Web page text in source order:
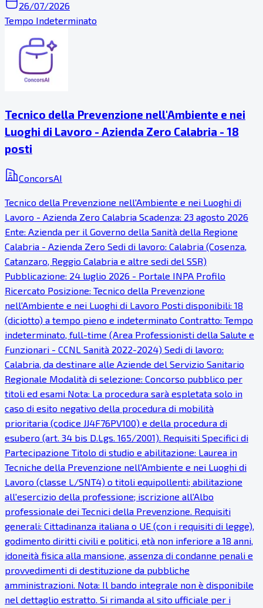
26/07/2026
Tempo Indeterminato
Tecnico della Prevenzione nell'Ambiente e nei
Luoghi di Lavoro - Azienda Zero Calabria - 18
posti
ConcorsAI
Tecnico della Prevenzione nell'Ambiente e nei Luoghi di
Lavoro - Azienda Zero Calabria Scadenza: 23 agosto 2026
Ente: Azienda per il Governo della Sanità della Regione
Calabria - Azienda Zero Sedi di lavoro: Calabria (Cosenza,
Catanzaro, Reggio Calabria e altre sedi del SSR)
Pubblicazione: 24 luglio 2026 - Portale INPA Profilo
Ricercato Posizione: Tecnico della Prevenzione
nell'Ambiente e nei Luoghi di Lavoro Posti disponibili: 18
(diciotto) a tempo pieno e indeterminato Contratto: Tempo
indeterminato, full-time (Area Professionisti della Salute e
Funzionari - CCNL Sanità 2022-2024) Sedi di lavoro:
Calabria, da destinare alle Aziende del Servizio Sanitario
Regionale Modalità di selezione: Concorso pubblico per
titoli ed esami Nota: La procedura sarà espletata solo in
caso di esito negativo della procedura di mobilità
prioritaria (codice JJ4F76PV100) e della procedura di
esubero (art. 34 bis D.Lgs. 165/2001). Requisiti Specifici di
Partecipazione Titolo di studio e abilitazione: Laurea in
Tecniche della Prevenzione nell'Ambiente e nei Luoghi di
Lavoro (classe L/SNT4) o titoli equipollenti; abilitazione
all'esercizio della professione; iscrizione all'Albo
professionale dei Tecnici della Prevenzione. Requisiti
generali: Cittadinanza italiana o UE (con i requisiti di legge),
godimento diritti civili e politici, età non inferiore a 18 anni,
idoneità fisica alla mansione, assenza di condanne penali e
provvedimenti di destituzione da pubbliche
amministrazioni. Nota: Il bando integrale non è disponibile
nel dettaglio estratto. Si rimanda al sito ufficiale per i